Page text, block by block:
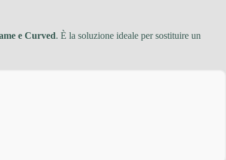
e Curved. È la soluzione ideale per sostituire un